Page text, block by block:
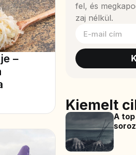
–
fel, és
zaj nélkül.
Kiemelt
A top